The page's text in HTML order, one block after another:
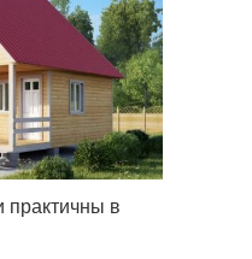
практичны в